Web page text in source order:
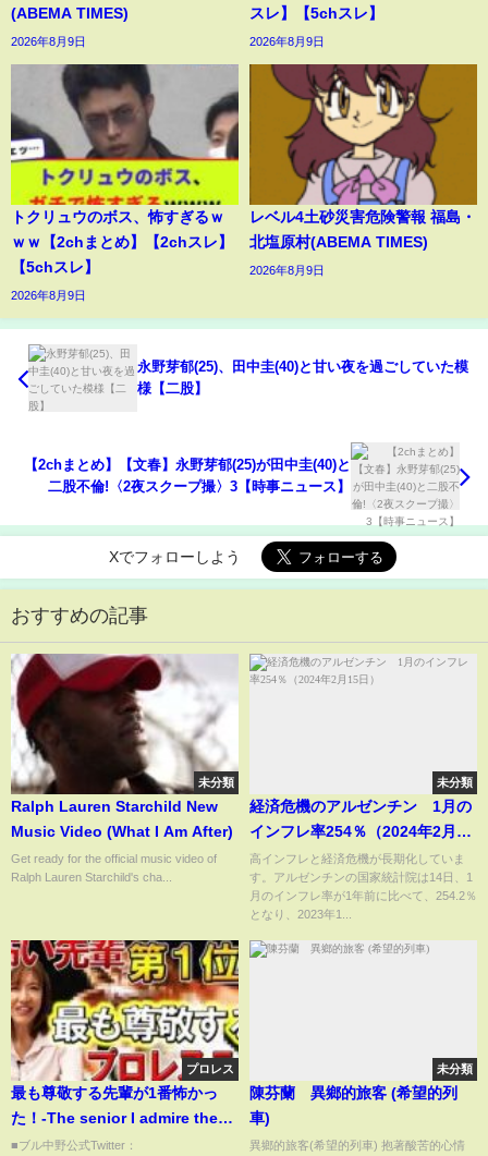
(ABEMA TIMES)
2026年8月9日
スレ】【5chスレ】
2026年8月9日
トクリュウのボス、怖すぎるｗ
ｗｗ【2chまとめ】【2chスレ】
【5chスレ】
2026年8月9日
レベル4土砂災害危険警報 福島・
北塩原村(ABEMA TIMES)
2026年8月9日
永野芽郁(25)、田中圭(40)と甘い夜を過ごしていた模
様【二股】
【2chまとめ】【文春】永野芽郁(25)が田中圭(40)と
二股不倫!〈2夜スクープ撮〉3【時事ニュース】
Xでフォローしよう
おすすめの記事
未分類
Ralph Lauren Starchild New
Music Video (What I Am After)
Get ready for the official music video of
Ralph Lauren Starchild's cha...
未分類
経済危機のアルゼンチン 1月の
インフレ率254％（2024年2月15
日）
高インフレと経済危機が長期化していま
す。アルゼンチンの国家統計院は14日、1
月のインフレ率が1年前に比べて、254.2％
となり、2023年1...
プロレス
最も尊敬する先輩が1番怖かっ
た！-The senior I admire the
most is the scariest
■ブル中野公式Twitter：
未分類
陳芬蘭 異鄉的旅客 (希望的列
車)
異鄉的旅客(希望的列車) 抱著酸苦的心情